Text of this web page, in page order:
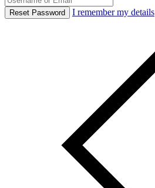
Reset Password I remember my details